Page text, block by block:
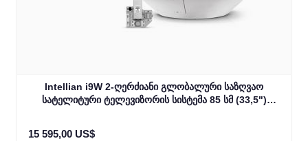
Intellian i9W 2-ღერძიანი გლობალური საზღვაო
სატელიტური ტელევიზორის სისტემა 85 სმ (33,5")
15 595,00 US$